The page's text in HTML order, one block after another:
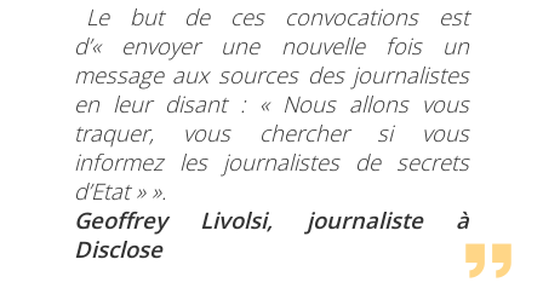
Le but de ces convocations est
d’« envoyer une nouvelle fois un
message aux sources des journalistes
en leur disant : « Nous allons vous
traquer, vous chercher si vous
informez les journalistes de secrets
d’Etat » ».
Geoffrey Livolsi, journaliste à
Disclose